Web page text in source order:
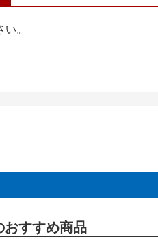
。
おすすめ商品